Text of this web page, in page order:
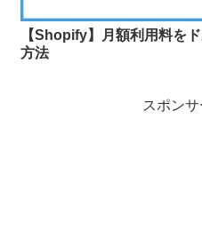
【Shopify】月額利用料を
方法
スポン